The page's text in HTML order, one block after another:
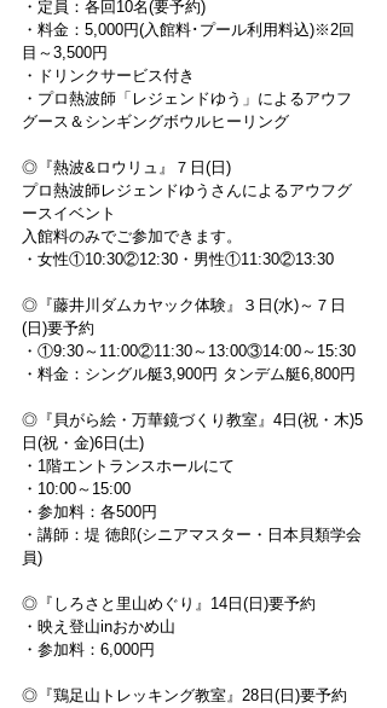
・定員：各回10名(要予約)
・料金：5,000円(入館料･プール利用料込)※2回
目～3,500円
・ドリンクサービス付き
・プロ熱波師「レジェンドゆう」によるアウフ
グース＆シンギングボウルヒーリング
◎『熱波&ロウリュ』７日(日)
プロ熱波師レジェンドゆうさんによるアウフグ
ースイベント
入館料のみでご参加できます。
・女性①10:30②12:30・男性①11:30②13:30
◎『藤井川ダムカヤック体験』３日(水)～７日
(日)要予約
・①9:30～11:00②11:30～13:00③14:00～15:30
・料金：シングル艇3,900円 タンデム艇6,800円
◎『貝がら絵・万華鏡づくり教室』4日(祝・木)5
日(祝・金)6日(土)
・1階エントランスホールにて
・10:00～15:00
・参加料：各500円
・講師：堤 徳郎(シニアマスター・日本貝類学会
員)
◎『しろさと里山めぐり』14日(日)要予約
・映え登山inおかめ山
・参加料：6,000円
◎『鶏足山トレッキング教室』28日(日)要予約